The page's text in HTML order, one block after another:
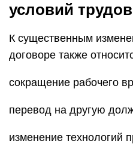
условий
К существенным
договоре также
сокращение рабочего
перевод на другую
изменение технологий